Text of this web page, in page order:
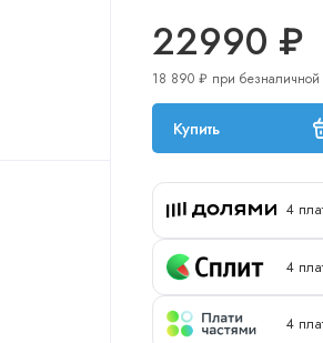
22990 ₽
18 890 ₽ при безналичной
Купить
4
4
4